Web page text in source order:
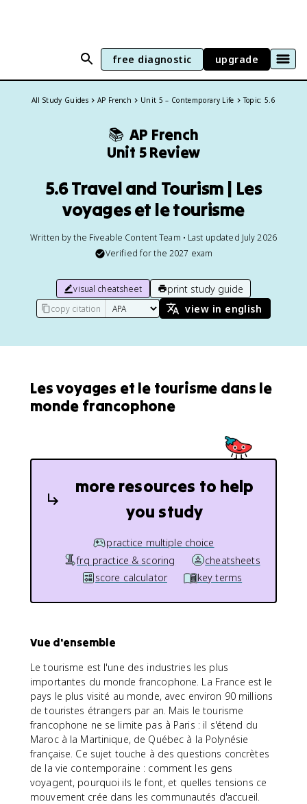
free diagnostic upgrade
All Study Guides AP French Unit 5 – Contemporary Life Topic: 5.6
📚 AP French
Unit 5 Review
5.6 Travel and Tourism | Les
voyages et le tourisme
Written by the Fiveable Content Team • Last updated July 2026
Verified for the 2027 exam
visual cheatsheet print study guide
copy citation view in english
Les voyages et le tourisme dans le
monde francophone
more resources to help
you study
practice multiple choice
frq practice & scoring
cheatsheets
score calculator
key terms
Vue d'ensemble
Le tourisme est l'une des industries les plus
importantes du monde francophone. La France est le
pays le plus visité au monde, avec environ 90 millions
de touristes étrangers par an. Mais le tourisme
francophone ne se limite pas à Paris : il s'étend du
Maroc à la Martinique, de Québec à la Polynésie
française. Ce sujet touche à des questions concrètes
de la vie contemporaine : comment les gens
voyagent, pourquoi ils le font, et quelles tensions ce
mouvement crée dans les communautés d'accueil.